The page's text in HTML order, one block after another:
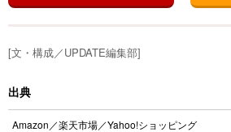
[文・構成／UPDATE編集部]
出典
Amazon ／楽天市場／Yahoo!ショッピング